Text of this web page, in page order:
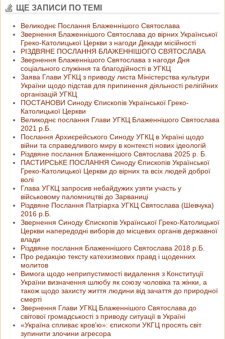
ЩЕ ЗАПИСИ ПО ТЕМІ
Великоднє Послання Блаженнішого Святослава
Звернення Блаженнішого Святослава до вірних Української
Греко-Католицької Церкви з нагоди Декади місійності
РІЗДВЯНЕ ПОСЛАННЯ БЛАЖЕННІШОГО СВЯТОСЛАВА
Звернення Блаженнішого Святослава з нагоди Дня
соціального служіння та благодійності в УГКЦ
Заява Глави УГКЦ з приводу листа Міністерства культури
України щодо підстав для припинення діяльності релігійних
організацій УГКЦ
ПОСТАНОВИ Синоду Єпископів Української Греко-
Католицької Церкви
Великоднє послання Глави УГКЦ Блаженнішого Святослава
2021 р.Б.
Послання Архиєрейського Синоду УГКЦ в Україні щодо
війни та справедливого миру в контексті нових ідеологій
Різдвяне послання Блаженнішого Святослава 2025 р. Б.
ПАСТИРСЬКЕ ПОСЛАННЯ Синоду Єпископів Української
Греко-Католицької Церкви до вірних та всіх людей доброї
волі
Глава УГКЦ запросив небайдужих узяти участь у
військовому паломництві до Зарваниці
Різдвяне Послання Патріарха УГКЦ Святослава (Шевчука)
2016 р.Б.
Звернення Синоду Єпископів Української Греко-Католицької
Церкви напередодні виборів до місцевих органів державної
влади
Різдвяне послання Блаженнішого Святослава 2018 р.Б.
Про редакцію тексту катехизмових правд і щоденних
молитов
Вимога щодо неприпустимості видалення з Конституції
України визначення шлюбу як союзу чоловіка та жінки, а
також щодо захисту життя людини від зачаття до природної
смерті
Звернення Глави УГКЦ Блаженнішого Святослава до
світової громадськості з приводу ситуації в Україні
«Україна спливає кров’ю»: єпископи УКГЦ просять світ
зупинити злочини агресора